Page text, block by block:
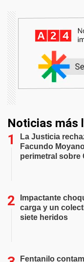
Noticias más
La Justicia
Facundo
perimetral sobre
Impactante
carga y un
siete heridos
Fentanilo